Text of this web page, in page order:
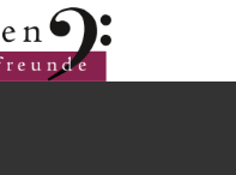
Fußzeile Cookie-